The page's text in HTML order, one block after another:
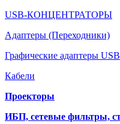
USB-КОНЦЕНТРАТОРЫ
Адаптеры (Переходники)
Графические адаптеры USB
Кабели
Проекторы
ИБП, сетевые фильтры,